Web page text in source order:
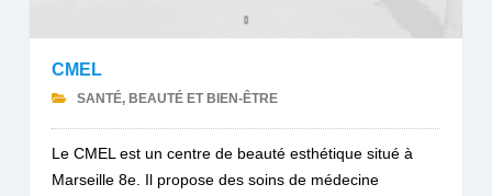
CMEL
SANTÉ, BEAUTÉ ET BIEN-ÊTRE
Le CMEL est un centre de beauté esthétique situé à
Marseille 8e. Il propose des soins de médecine